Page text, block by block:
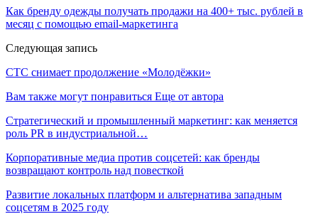
Как бренду одежды получать продажи на 400+ тыс. рублей в
месяц с помощью email-маркетинга
Следующая запись
СТС снимает продолжение «Молодёжки»
Вам также могут понравиться Еще от автора
Стратегический и промышленный маркетинг: как меняется
роль PR в индустриальной…
Корпоративные медиа против соцсетей: как бренды
возвращают контроль над повесткой
Развитие локальных платформ и альтернатива западным
соцсетям в 2025 году